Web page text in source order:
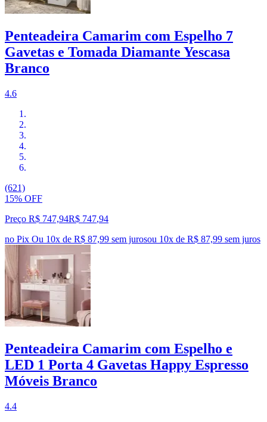
Penteadeira Camarim com Espelho 7
Gavetas e Tomada Diamante Yescasa
Branco
4.6
(621)
15% OFF
Preço R$ 747,94R$ 747,94
no Pix Ou 10x de R$ 87,99 sem jurosou 10x de R$ 87,99 sem juros
Penteadeira Camarim com Espelho e
LED 1 Porta 4 Gavetas Happy Espresso
Móveis Branco
4.4